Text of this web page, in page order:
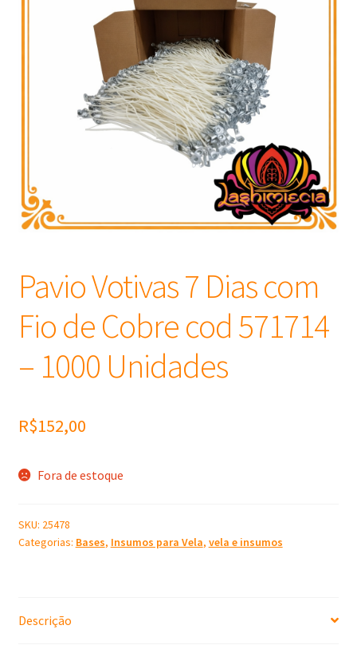
Matéria Prima
Manteiga
Insumos para Vela
Pavio Votivas 7 Dias com
Fio de Cobre cod 571714
– 1000 Unidades
R$152,00
Fora de estoque
SKU: 25478
Categorias: Bases, Insumos para Vela, vela e insumos
Descrição